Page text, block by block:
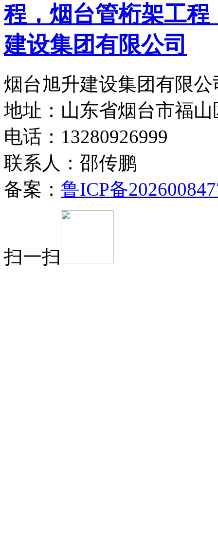
烟台旭升建设集团有限
地址：山东省烟台市福
电话：13280926999
联系人：邵传鹏
备案： 鲁ICP备
扫一扫